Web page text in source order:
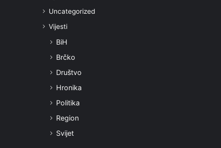
Uncategorized
Vijesti
BiH
Brčko
Društvo
Hronika
Politika
Region
Svijet